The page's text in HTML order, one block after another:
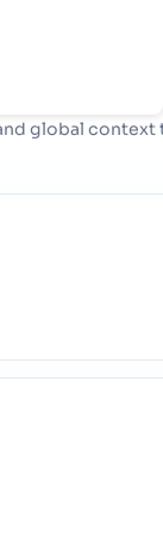
global context